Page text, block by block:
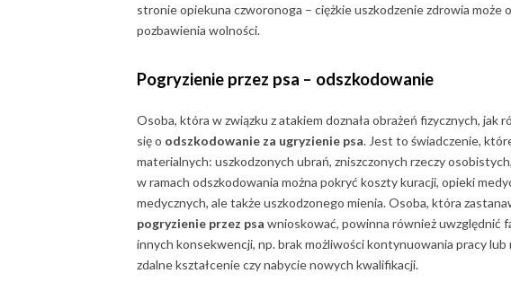
stronie opiekuna czworonoga – ciężkie uszkodzenie zdrowia może
pozbawienia wolności.
Pogryzienie przez psa – odszkodowanie
Osoba, która w związku z atakiem doznała obrażeń fizycznych, jak
się o odszkodowanie za ugryzienie psa. Jest to świadczenie,
materialnych: uszkodzonych ubrań, zniszczonych rzeczy
w ramach odszkodowania można pokryć koszty kuracji, opieki
medycznych, ale także uszkodzonego mienia. Osoba, która
pogryzienie przez psa wnioskować, powinna również uwzględnić
innych konsekwencji, np. brak możliwości kontynuowania pracy
zdalne kształcenie czy nabycie nowych kwalifikacji.